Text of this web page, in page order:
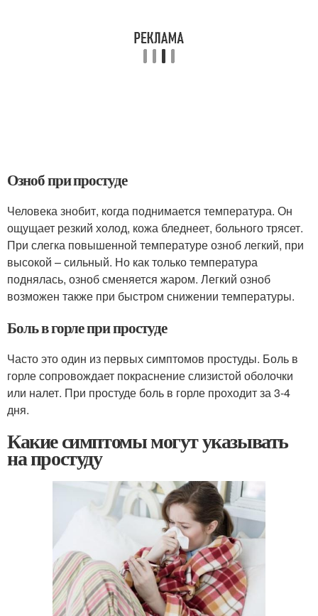
Озноб при простуде
Человека знобит, когда поднимается температура. Он
ощущает резкий холод, кожа бледнеет, больного трясет.
При слегка повышенной температуре озноб легкий, при
высокой – сильный. Но как только температура
поднялась, озноб сменяется жаром. Легкий озноб
возможен также при быстром снижении температуры.
Боль в горле при простуде
Часто это один из первых симптомов простуды. Боль в
горле сопровождает покраснение слизистой оболочки
или налет. При простуде боль в горле проходит за 3-4
дня.
Какие симптомы могут указывать
на простуду